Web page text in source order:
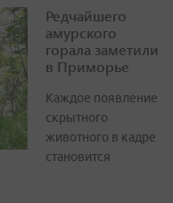
Редчайшего
амурского
горала заметили
в Приморье
Каждое появление
скрытного
животного в кадре
становится